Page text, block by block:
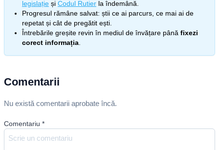
legislație și Codul Rutier la îndemână.
Progresul rămâne salvat: știi ce ai parcurs, ce mai ai de
repetat și cât de pregătit ești.
Întrebările greșite revin în mediul de învățare până fixezi
corect informația
Comentarii
Nu există comentarii aprobate încă.
Comentariu *